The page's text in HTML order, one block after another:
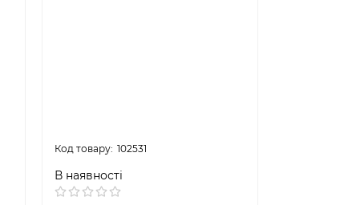
102531
В наявності